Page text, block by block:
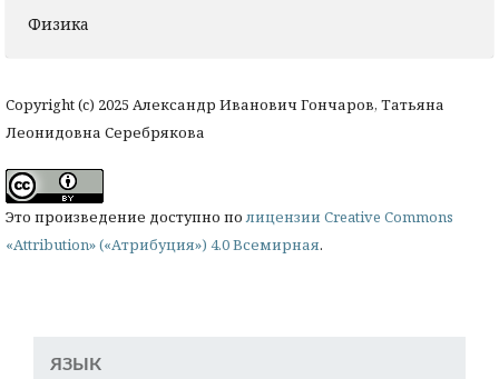
Физика
Copyright (c) 2025 Александр Иванович Гончаров, Татьяна
Леонидовна Серебрякова
Это произведение доступно полицензии Creative Commons
«Attribution» («Атрибуция») 4.0 Всемирная.
ЯЗЫК